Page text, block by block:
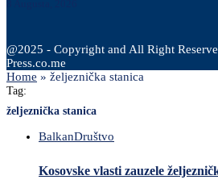
@2025 - Copyright and All Right
Press.co.me
Home » željeznička stanica
Tag:
željeznička stanica
BalkanDruštvo
Kosovske vlasti zauzele